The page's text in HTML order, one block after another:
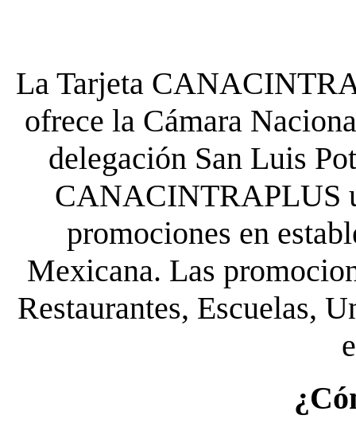
La Tarjeta
ofrece la Cámara
delegación San Luis
CANACINTRAPLUS
promociones en
Mexicana. Las
Restaurantes, Escuelas,